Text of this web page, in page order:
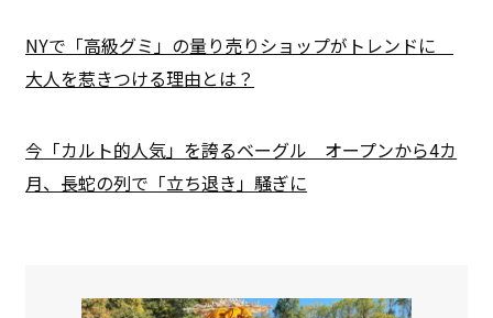
NYで「高級グミ」の量り売りショップがトレンドに
大人を惹きつける理由とは？
今「カルト的人気」を誇るベーグル オープンから4カ
月、長蛇の列で「立ち退き」騒ぎに